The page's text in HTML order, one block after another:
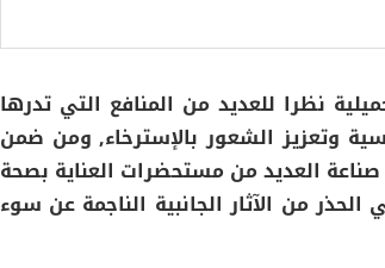
نظرا للعديد من المنافع التي تدرها
وتعزيز الشعور بالإسترخاء, ومن ضمن
صناعة العديد من مستحضرات العناية بصحة
من الآثار الجانبية الناجمة عن سوء